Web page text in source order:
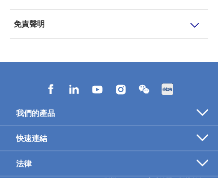
免責聲明
我們的產品
醫療保障
危疾保障
快速連結
最新推廣
法律